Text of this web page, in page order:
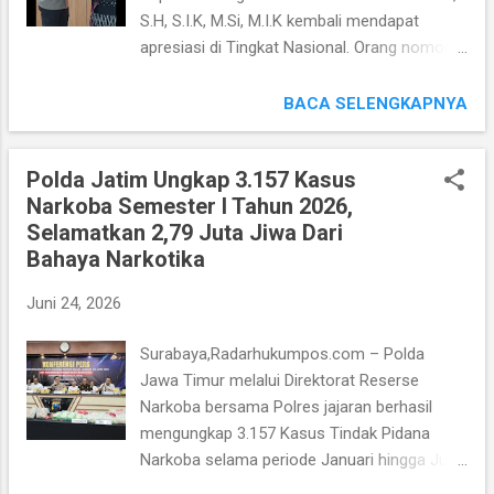
aksinya. "Pelaku beroperasi Lintas Daerah.
Mereka memiliki peran masing-masing dalam
setiap Aksi Kejahatan. Teroganisir dan
S.H, S.I.K, M.Si, pada Rabu (24/06/2026).
Untuk Pelaku H berperan sebagai Otak
Mengganjal Mesin ATM menggunak...
S.H, S.I.K, M.Si, M.I.K kembali mendapat
apresiasi di Tingkat Nasional. Orang nomor
menerima Penghargaan bergengsi dalam
ajang Star Iconic Award 2026 dengan
Kategori “The Best Integrity and Socially
Awareness Leader 2026”. Penghargaan
tersebut diserahkan secara resmi pada 24
Juni 2026 di Mapolres Pangandaran dan
dihadiri oleh jajaran Pejabat Utama (PJU)
diberikan berdasarkan hasil penilaian Tim Juri
Star Iconic Award bersama Pusat Training
dan Motivasi Polri Thanks Institute Indonesia
melalui Monitoring berbagai Program, Digital
Tracking, Pemberitaan Media Massa, serta
BACA SELENGKAPNYA
Polda Jatim Ungkap 3.157 Kasus
Narkoba Semester I Tahun 2026,
Selamatkan 2,79 Juta Jiwa Dari
Bahaya Narkotika
Juni 24, 2026
Surabaya,Radarhukumpos.com – Polda
Jawa Timur melalui Direktorat Reserse
Narkoba bersama Polres jajaran berhasil
mengungkap 3.157 Kasus Tindak Pidana
Narkoba selama periode Januari hingga Juni